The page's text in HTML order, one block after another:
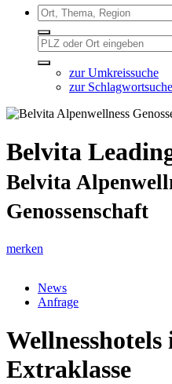
zur Umkreissuche
zur Schlagwortsuche
Belvita
Belvita
Genossenschaft
merken
News
Anfrage
Extraklasse